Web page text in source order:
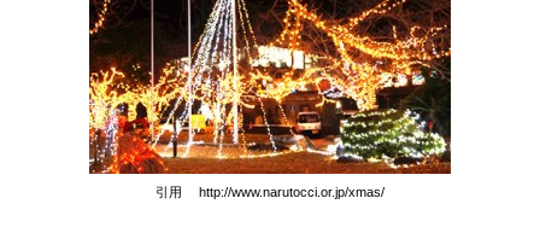
引用 http://www.narutocci.or.jp/xmas/